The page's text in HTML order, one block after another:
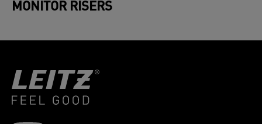
MONITOR RISERS